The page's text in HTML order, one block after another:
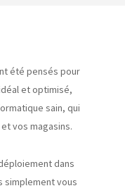
été pensés pour
et optimisé,
sain, qui
vos magasins.
dans
simplement vous